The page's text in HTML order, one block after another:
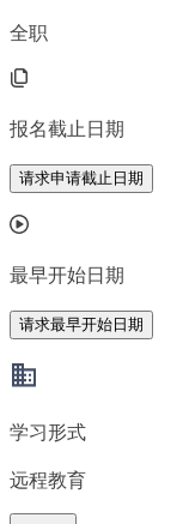
全职
报名截止日期
请求申请截止日期
最早开始日期
请求最早开始日期
学习形式
远程教育